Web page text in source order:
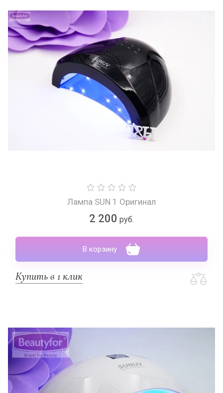
Лампа SUN 1 Оригинал
2 200 руб.
В корзину
Купить в 1 клик